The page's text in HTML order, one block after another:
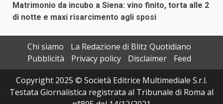
Matrimonio da incubo a Siena: vino finito, torta alle 2
di notte e maxi risarcimento agli sposi
Chi siamo
La Redazione di Blitz Quotidiano
Pubblicità
Privacy policy Disclaimer
Feed
Copyright 2025 © Società Editrice Multimediale S.r.l.
Testata Giornalistica registrata al Tribunale di Roma al